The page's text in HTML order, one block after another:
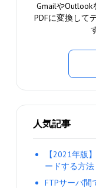
Gmailや
PDFに変換して
人気記事
【2021年版
ードする方法
FTPサーバ間